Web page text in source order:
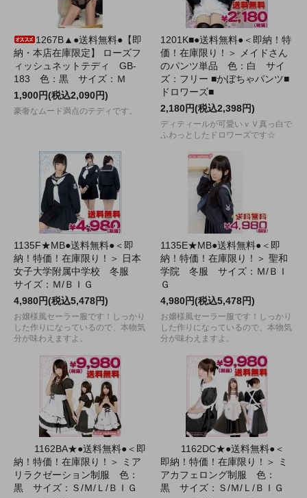
1267B▲●送料無料●【即
納・本店在庫限定】 ローズフ
ィッシュネットテディ GB-
183 色：黒 サイズ：Ｍ
1,900円(税込2,090円)
豪奢なムード満点のテディです。
1201K■●送料無料●＜即納！特
価！在庫限り！＞ メイドさん
のパンツ単品 色：白 サイ
ズ：フリー ■かぼちゃパンツ■
ドロワーズ■
2,180円(税込2,398円)
ディティールが可愛いｖＶ真っ白で
ふわっとしたドロワーズです☆
1135F★MB●送料無料●＜即
納！特価！在庫限り！＞ 日本
女子大学附属中学校 冬服
サイズ：Ｍ/ＢＩＧ
4,980円(税込5,478円)
お嬢様風セーラー服です！しっかり
した作りになっているので、本物気
分が味わえますよ。
1135E★MB●送料無料●＜即
納！特価！在庫限り！＞ 聖和
学院 冬服 サイズ：Ｍ/ＢＩ
Ｇ
4,980円(税込5,478円)
お嬢様風セーラー服です！しっかり
した作りになっているので、本物気
分が味わえますよ。
1162BA★●送料無料●＜即
納！特価！在庫限り！＞ ミア
リラクゼーション制服 色：
黒 サイズ：Ｓ/Ｍ/Ｌ/ＢＩＧ
1162DC★●送料無料●＜
即納！特価！在庫限り！＞ ミ
アカフェロング制服 色：
黒 サイズ：Ｓ/Ｍ/Ｌ/ＢＩＧ